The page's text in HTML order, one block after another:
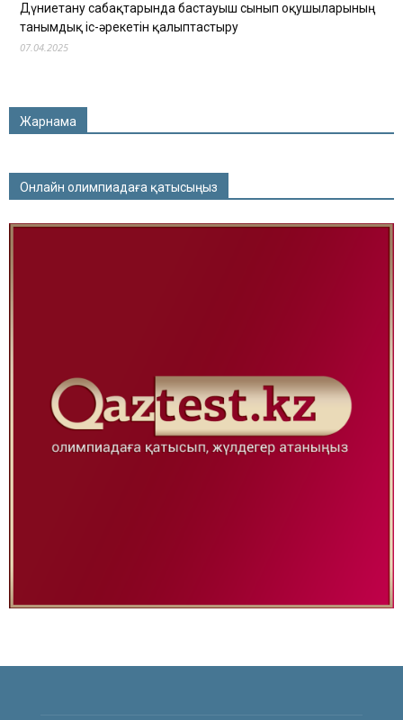
Дүниетану сабақтарында бастауыш сынып оқушыларының
танымдық іс-әрекетін қалыптастыру
07.04.2025
Жарнама
Онлайн олимпиадаға қатысыңыз